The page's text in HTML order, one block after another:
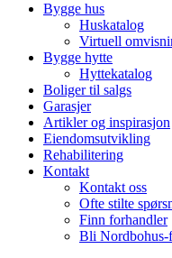
Bygge hus
Huskatalog
Virtuell
Bygge hytte
Hyttekatalog
Boliger til salgs
Garasjer
Artikler og inspirasjon
Eiendomsutvikling
Rehabilitering
Kontakt
Kontakt oss
Ofte stilte
Finn forhandler
Bli Nordbohus-